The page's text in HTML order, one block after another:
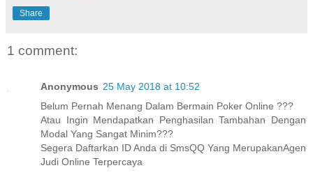
Share
1 comment:
Anonymous 25 May 2018 at 10:52
Belum Pernah Menang Dalam Bermain Poker Online ???
Atau Ingin Mendapatkan Penghasilan Tambahan Dengan
Modal Yang Sangat Minim???
Segera Daftarkan ID Anda di SmsQQ Yang MerupakanAgen
Judi Online Terpercaya